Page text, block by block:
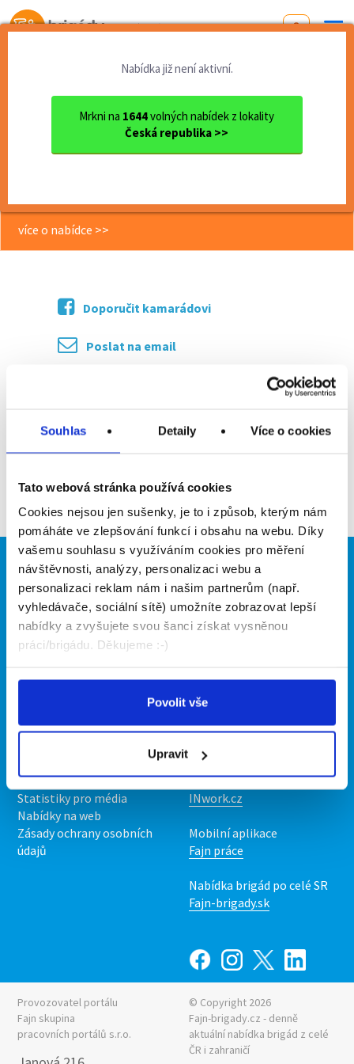
Souhlas Detaily Více o cookies
Tato webová stránka používá cookies
Cookies nejsou jen sušenky, je to i způsob, kterým nám
pomáháte ve zlepšování funkcí i obsahu na webu. Díky
vašemu souhlasu s využíváním cookies pro měření
návštěvnosti, analýzy, personalizaci webu a
personalizaci reklam nám i našim partnerům (např.
vyhledávače, sociální sítě) umožníte zobrazovat lepší
nabídky a zvyšujete svou šanci získat vysněnou
práci/brigádu. Děkujeme :-)
Povolit vše
Upravit
Od první brigády
Nabídka již není aktivní.
Mrkni na 1644volných nabídek z lokality
Česká republika >>
Jihomoravský kraj
okres Blansko
Blansko
Jednoduchá montáž kabelovýc...
Jednoduchá montáž kabelových
více o nabídce >>
Doporučit kamarádovi
Poslat na email
Zpět
Brigádníci
Články
Hledané brigády
Firmy
Vložit inzerát
Ceník
Kontakt
Upravit předvolby cookies
Statistiky pro média
Nabídky na web
Zásady ochrany osobních
údajů
Naše další projekty
Mobilní aplikace
Nabídka práce z celé ČR
INwork.cz
Mobilní aplikace
Fajn práce
Nabídka brigád po celé SR
Fajn-brigady.sk
Provozovatel portálu
Fajn skupina
pracovních portálů s.r.o.
© Copyright 2026
Fajn-brigady.cz - denně
aktuální nabídka brigád z celé
ČR i zahraničí